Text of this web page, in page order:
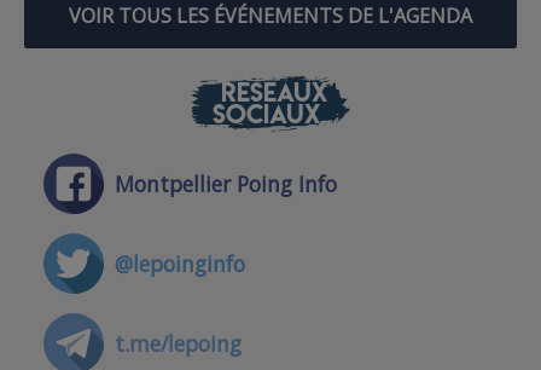
VOIR TOUS LES ÉVÉNEMENTS DE L'AGENDA
RÉSEAUX
SOCIAUX
Montpellier Poing Info
@lepoinginfo
t.me/lepoing